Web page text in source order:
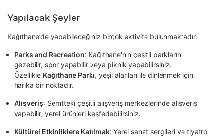
Yapılacak Şeyler
Kağıthane’de yapabileceğiniz birçok aktivite bulunmaktadır:
Parks and Recreation: Kağıthane'nin çeşitli parklarını
gezebilir, spor yapabilir veya piknik yapabilirsiniz.
Özellikle Kağıthane Parkı, yeşil alanları ile dinlenmek için
harika bir noktadır.
Alışveriş: Semtteki çeşitli alışveriş merkezlerinde alışveriş
yapabilir, yerel ürünleri keşfedebilirsiniz.
Kültürel Etkinliklere Katılmak: Yerel sanat sergileri ve tiyatro